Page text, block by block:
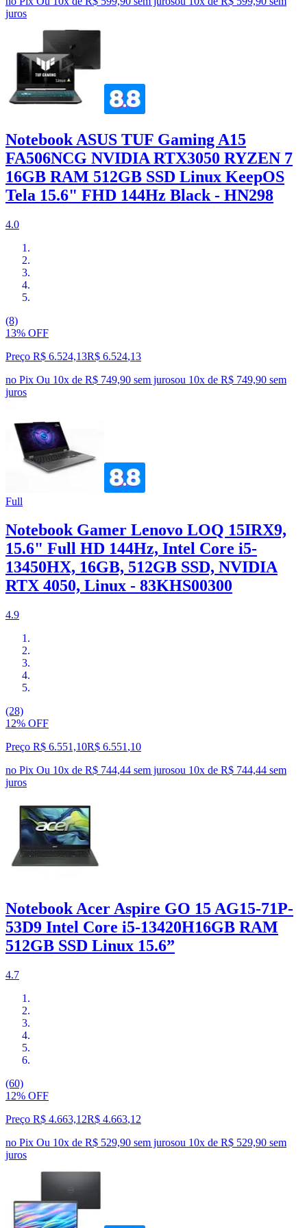
juros
Notebook ASUS TUF Gaming A15
FA506NCG NVIDIA RTX3050 RYZEN 7
16GB RAM 512GB SSD Linux KeepOS
Tela 15.6" FHD 144Hz Black - HN298
4.0
(8)
13% OFF
Preço R$ 6.524,13R$ 6.524,13
no Pix Ou 10x de R$ 749,90 sem jurosou 10x de R$ 749,90 sem
juros
Full
Notebook Gamer Lenovo LOQ 15IRX9,
15.6" Full HD 144Hz, Intel Core i5-
13450HX, 16GB, 512GB SSD, NVIDIA
RTX 4050, Linux - 83KHS00300
4.9
(28)
12% OFF
Preço R$ 6.551,10R$ 6.551 ,10
no Pix Ou 10x de R$ 744,44 sem jurosou 10x de R$ 744,44 sem
juros
Notebook Acer Aspire GO 15 AG15-71P-
53D9 Intel Core i5-13420H16GB RAM
512GB SSD Linux 15.6”
4.7
(60)
12% OFF
Preço R$ 4.663,12R$ 4.663,12
no Pix Ou 10x de R$ 529,90 sem jurosou 10x de R$ 529,90 sem
juros